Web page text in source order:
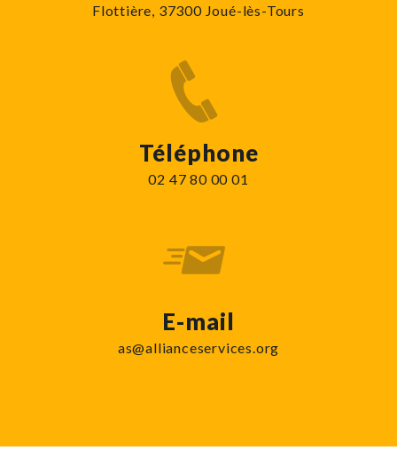
Flottière, 37300 Joué-lès-Tours
Téléphone
02 47 80 00 01
E-mail
as@allianceservices.org